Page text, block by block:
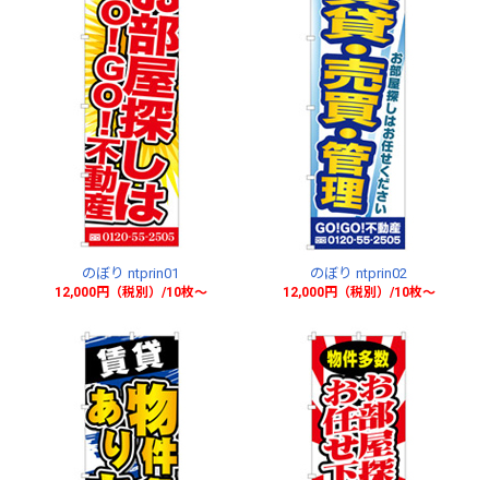
のぼり ntprin01
12,000円（税別）/10枚〜
のぼり ntprin02
12,000円（税別）/10枚〜